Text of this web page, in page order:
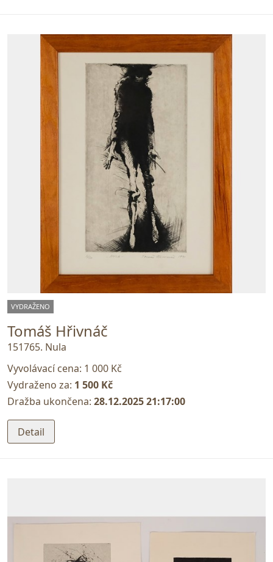
VYDRAŽENO
Tomáš Hřivnáč
151765. Nula
Vyvolávací cena: 1 000 Kč
Vydraženo za: 1 500 Kč
Dražba ukončena: 28.12.2025 21:17:00
Detail